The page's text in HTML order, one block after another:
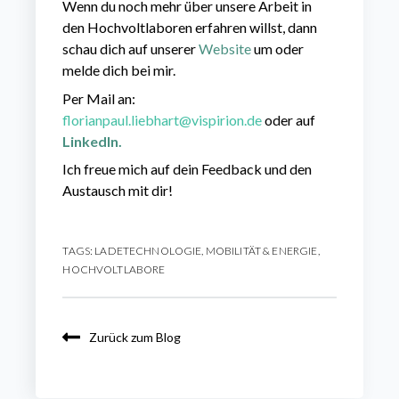
Wenn du noch mehr über unsere Arbeit in
den Hochvoltlaboren erfahren willst, dann
schau dich auf unsererWebsiteum oder
melde dich bei mir.
Per Mail an:
florianpaul.liebhart@vispirion.deoder auf
LinkedIn.
Ich freue mich auf dein Feedback und den
Austausch mit dir!
TAGS: LADETECHNOLOGIE, MOBILITÄT & ENERGIE,
HOCHVOLTLABORE
Zurück zum Blog